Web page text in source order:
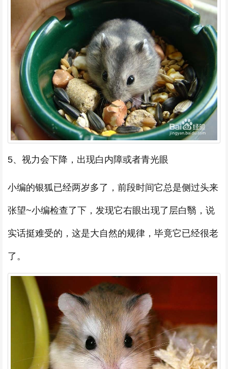
5、视力会下降，出现白内障或者青光眼
小编的银狐已经两岁多了，前段时间它总是侧过头来
张望~小编检查了下，发现它右眼出现了层白翳，说
实话挺难受的，这是大自然的规律，毕竟它已经很老
了。